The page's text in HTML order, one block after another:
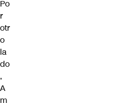
Po
r
otr
o
la
do
,
A
m